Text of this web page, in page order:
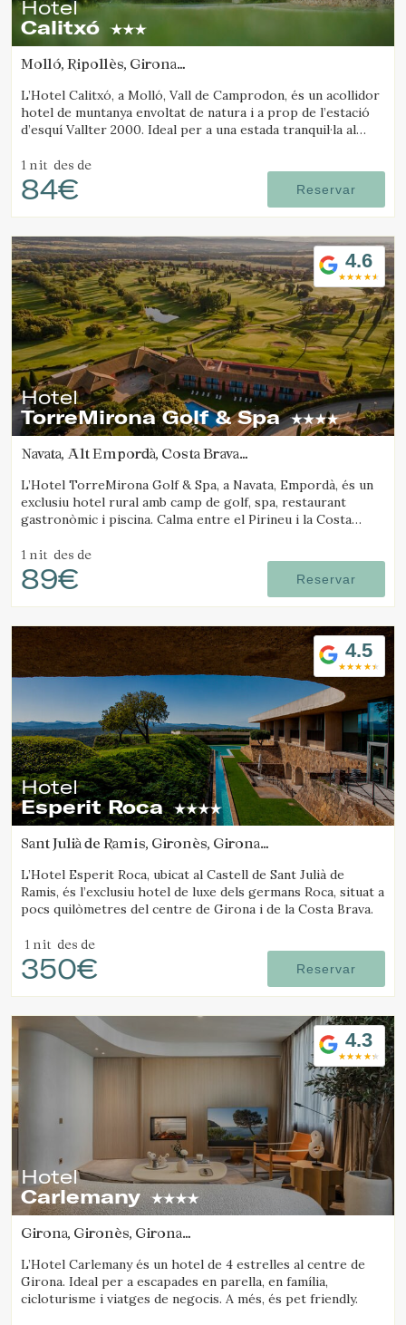
Hotel
Calitxó
Molló, Ripollès, Girona
L’Hotel Calitxó, a Molló, Vall de Camprodon, és un acollidor
hotel de muntanya envoltat de natura i a prop de l’estació
d’esquí Vallter 2000. Ideal per a una estada tranquil·la al
1 nit des de
84€ Reservar
4.6
Hotel
TorreMirona Golf & Spa
Navata, Alt Empordà, Costa Brava
L’Hotel TorreMirona Golf & Spa, a Navata, Empordà, és un
exclusiu hotel rural amb camp de golf, spa, restaurant
gastronòmic i piscina. Calma entre el Pirineu i la Costa
1 nit des de
89€ Reservar
4.5
Hotel
Esperit Roca
Sant Julià de Ramis, Gironès, Girona
L’Hotel Esperit Roca, ubicat al Castell de Sant Julià de
Ramis, és l’exclusiu hotel de luxe dels germans Roca, situat a
pocs quilòmetres del centre de Girona i de la Costa Brava.
1 nit des de
350€ Reservar
4.3
Hotel
Carlemany
Girona, Gironès, Girona
L’Hotel Carlemany és un hotel de 4 estrelles al centre de
Girona. Ideal per a escapades en parella, en família,
cicloturisme i viatges de negocis. A més, és pet friendly.